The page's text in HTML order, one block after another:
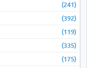
(241)
(392)
(119)
(335)
(175)